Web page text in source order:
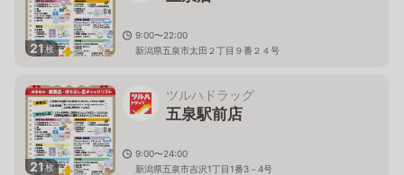
21枚
9:00〜22:00
新潟県五泉市太田２丁目９番２４号
21枚
ツルハドラッグ
五泉駅前店
9:00〜24:00
新潟県五泉市吉沢1丁目1番3－4号